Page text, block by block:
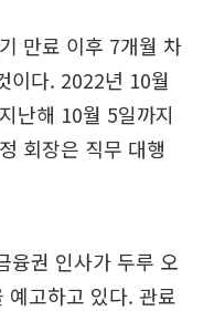
만료 이후 7개월 차
이다. 2022년 10월
난해 10월 5일까지
회장은 직무 대행
융권 인사가 두루 오
예고하고 있다. 관료